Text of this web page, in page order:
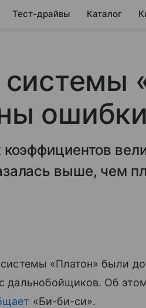
Тест-драйвы Каталог
ошибки
выше, чем
системы «Платон» были
дальнобойщиков. Об
«Би-би-си».